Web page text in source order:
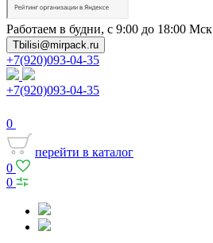
Работаем в будни, с 9:00 до 18:00 Мск
Tbilisi@mirpack.ru
+7(920)093-04-35
+7(920)093-04-35
0
перейти в каталог
0
0